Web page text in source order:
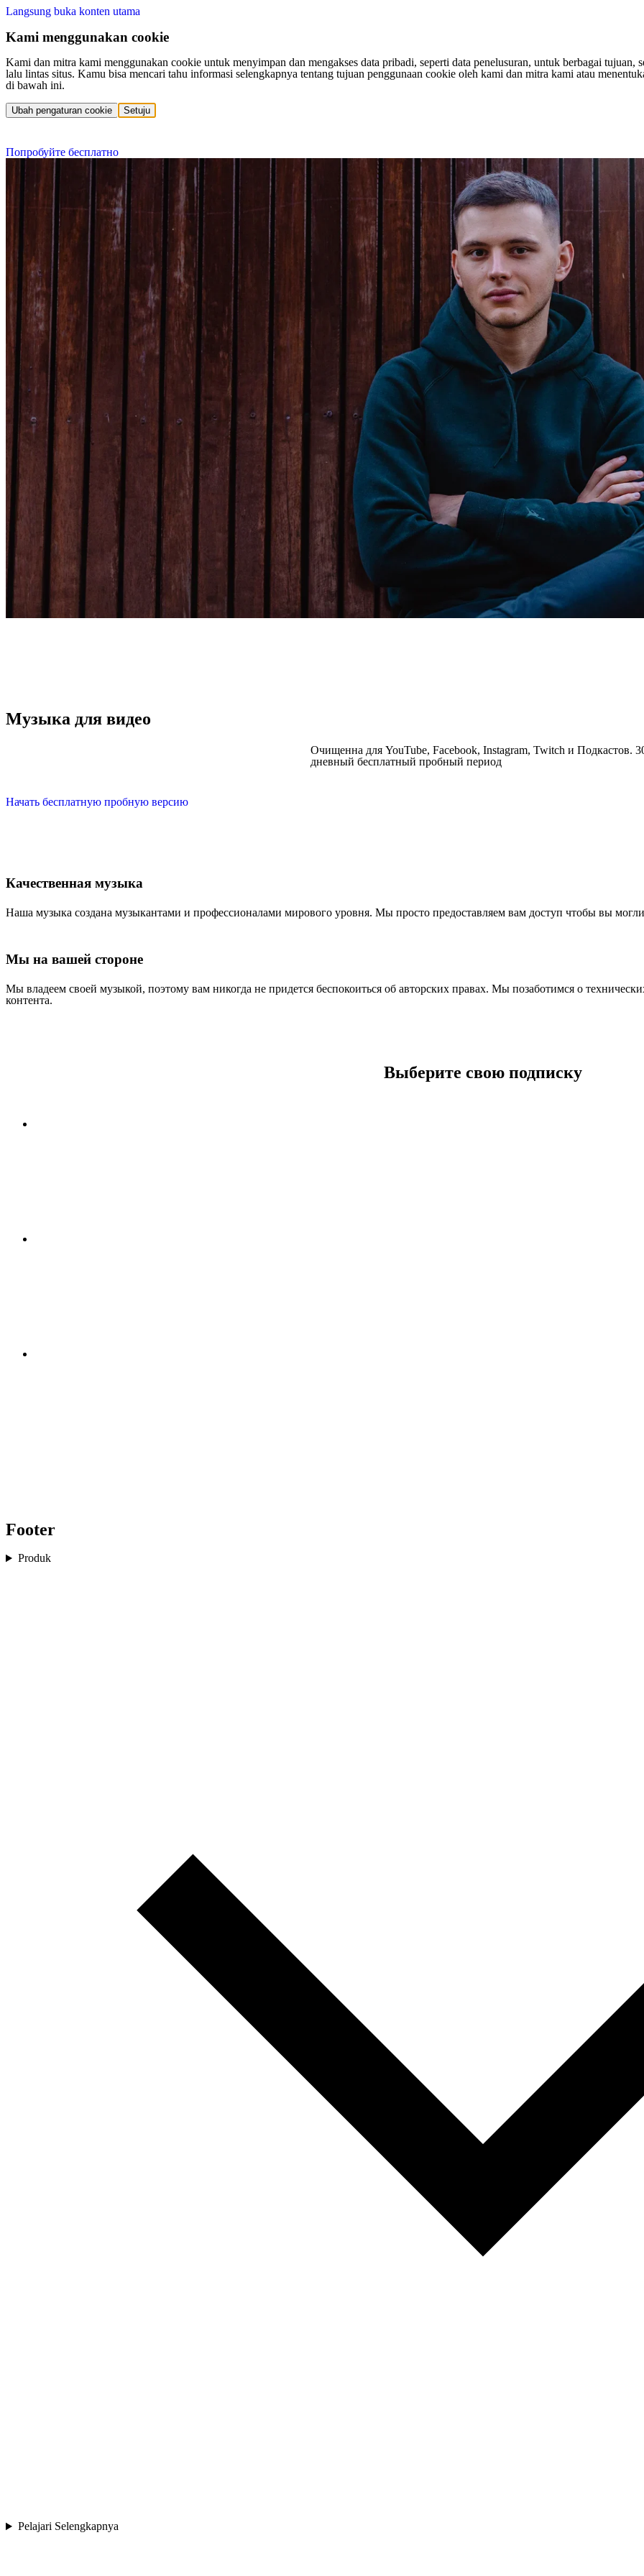
Langsung buka konten utama
Kami menggunakan cookie
Kami dan mitra kami menggunakan cookie untuk menyimpan dan mengakses data pribadi, seperti data penelusuran, untuk berbagai tujuan,
lalu lintas situs. Kamu bisa mencari tahu informasi selengkapnya tentang tujuan penggunaan cookie oleh kami dan mitra kami atau
di bawah ini.
Ubah pengaturan cookie Setuju
Попробуйте бесплатно
Музыка для видео
Очищенна для YouTube, Facebook, Instagram, Twitch и Подкастов.
дневный бесплатный пробный период
Начать бесплатную пробную версию
Качественная музыка
Наша музыка создана музыкантами и профессионалами мирового уровня. Мы просто предоставляем вам доступ чтобы вы могли
Мы на вашей стороне
Мы владеем своей музыкой, поэтому вам никогда не придется беспокоиться об авторских правах. Мы позаботимся о
контента.
Выберите свою подписку
Footer
Produk
Pelajari Selengkapnya